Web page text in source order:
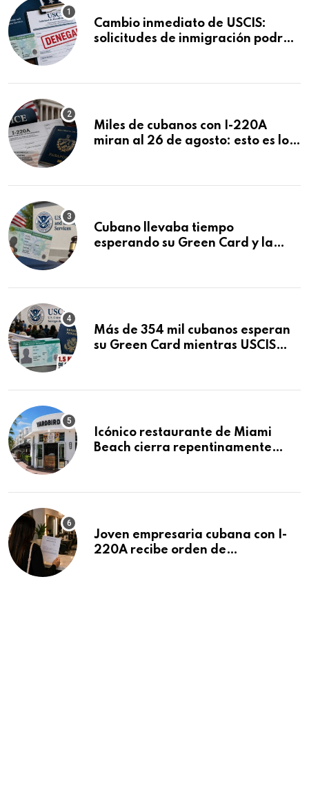
Cambio inmediato de USCIS:
solicitudes de inmigración podrán
Miles de cubanos con I-220A
miran al 26 de agosto: esto es lo
Cubano llevaba tiempo
esperando su Green Card y la
Más de 354 mil cubanos esperan
su Green Card mientras USCIS
Icónico restaurante de Miami
Beach cierra repentinamente
Joven empresaria cubana con I-
220A recibe orden de